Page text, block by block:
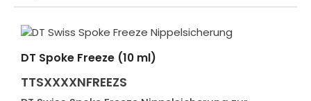
DT Spoke Freeze (10 ml)
TTSXXXXNFREEZS